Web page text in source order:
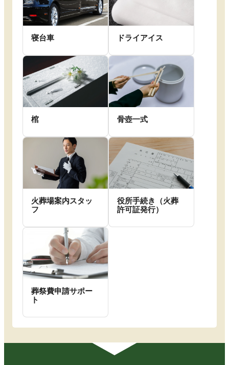
寝台車 ドライアイス
棺 骨壺一式
火葬場案内スタッ
フ
役所手続き（火葬
許可証発行）
葬祭費申請サポー
ト